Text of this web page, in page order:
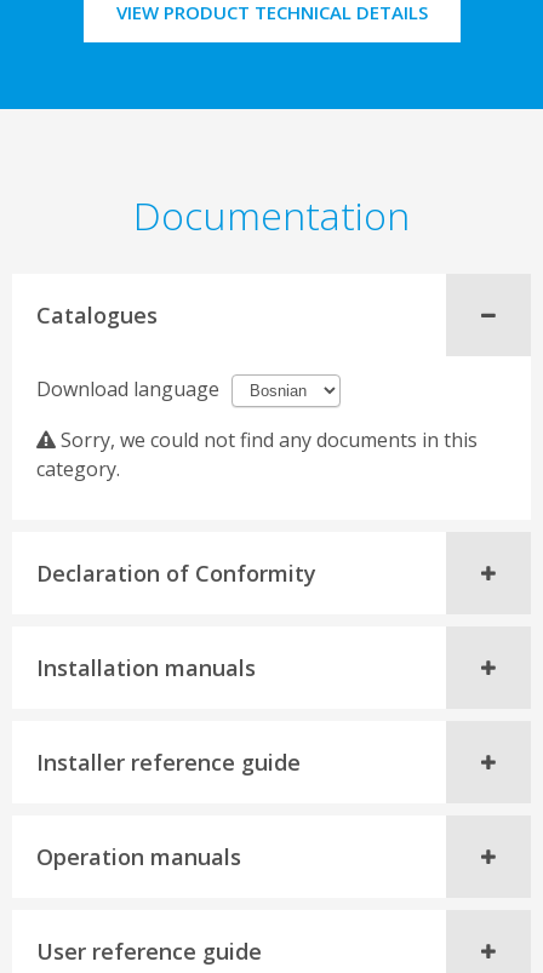
VIEW PRODUCT TECHNICAL DETAILS
Documentation
Catalogues
Download language
Sorry, we could not find any documents in this
category.
Declaration of Conformity
Installation manuals
Installer reference guide
Operation manuals
User reference guide